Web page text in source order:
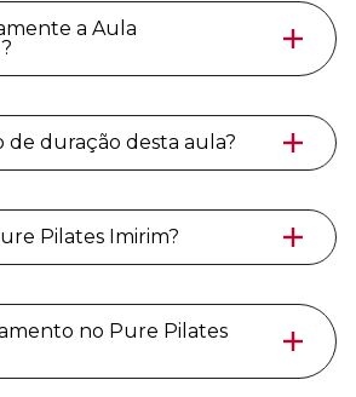
a Aula
duração desta aula?
Pilates Imirim?
no Pure Pilates